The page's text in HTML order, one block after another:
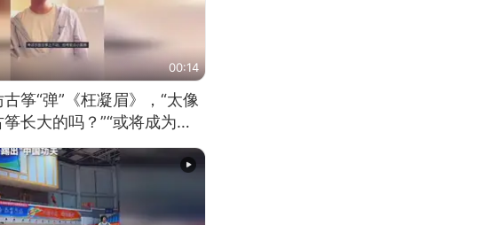
00:14
筝“弹”《枉凝眉》，“太像
长大的吗？”“或将成为首
筝的选手。”（来源：新华每